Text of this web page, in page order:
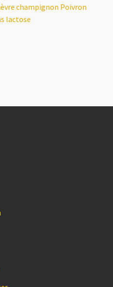
champignon Poivron
lactose